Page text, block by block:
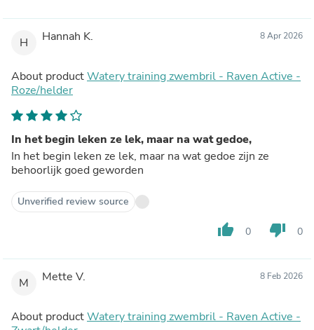
H Hannah K. 8 Apr 2026
About productWatery training zwembril - Raven Active -
Roze/helder
In het begin leken ze lek, maar na wat gedoe,
In het begin leken ze lek, maar na wat gedoe zijn ze
behoorlijk goed geworden
Unverified review source
thumb_up 0 thumb_down 0
M Mette V. 8 Feb 2026
About productWatery training zwembril - Raven Active -